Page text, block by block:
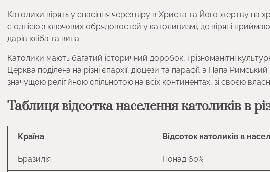
Католики вірять у спасіння через віру в Христа та Його жертву на
є однією з ключових обрядовостей у католицизмі, де віряні
дарів хліба та вина.
Католики мають багатий історичний доробок, і різноманітні
Церква поділена на різні єпархії, діоцези та парафії, а Папа
значущою релігійною спільнотою на всіх континентах, зі своєю
Таблиця відсотка населення католиків в
Країна Відсоток католиків в
Бразилія Понад 60%